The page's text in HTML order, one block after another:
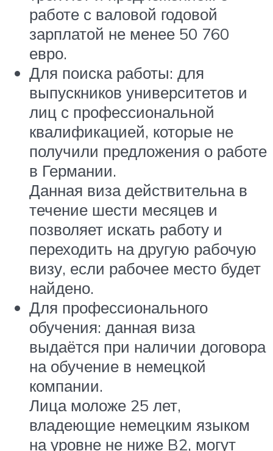
работе с валовой годовой
зарплатой не менее 50 760
евро.
Для поиска работы: для
выпускников университетов и
лиц с профессиональной
квалификацией, которые не
получили предложения о работе
в Германии.
Данная виза действительна в
течение шести месяцев и
позволяет искать работу и
переходить на другую рабочую
визу, если рабочее место будет
найдено.
Для профессионального
обучения: данная виза
выдаётся при наличии договора
на обучение в немецкой
компании.
Лица моложе 25 лет,
владеющие немецким языком
на уровне не ниже B2, могут